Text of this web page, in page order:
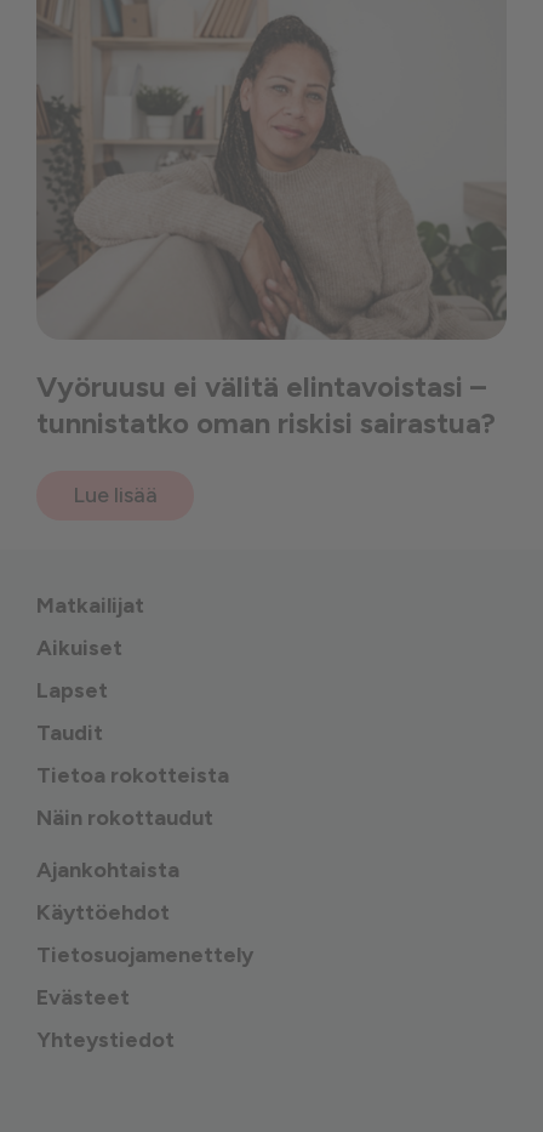
Vyöruusu ei välitä elintavoistasi –
tunnistatko oman riskisi sairastua?
Lue lisää
Matkailijat
Aikuiset
Lapset
Taudit
Tietoa rokotteista
Näin rokottaudut
Ajankohtaista
Käyttöehdot
Tietosuojamenettely
Evästeet
Yhteystiedot